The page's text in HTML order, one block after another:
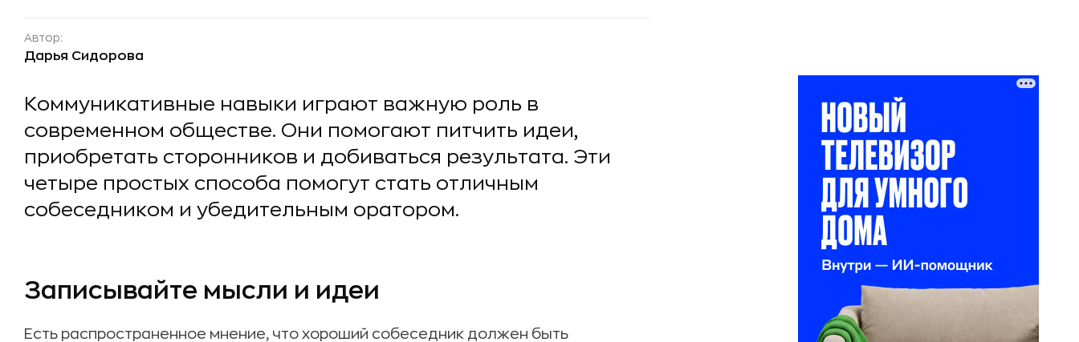
Автор:
Дарья Сидорова
Коммуникативные навыки играют важную роль в
современном обществе. Они помогают питчить идеи,
приобретать сторонников и добиваться результата. Эти
четыре простых способа помогут стать отличным
собеседником и убедительным оратором.
Записывайте мысли и идеи
Есть распространенное мнение, что хороший собеседник должен быть